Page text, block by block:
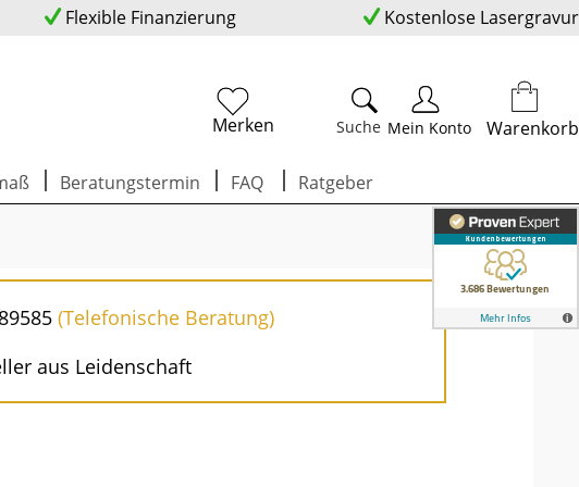
Flexible Finanzierung Kostenlose Lasergravur
Suche
Merken Mein Konto Warenkorb
Beratungstermin FAQ Ratgeber
(Telefonische Beratung)
aus Leidenschaft